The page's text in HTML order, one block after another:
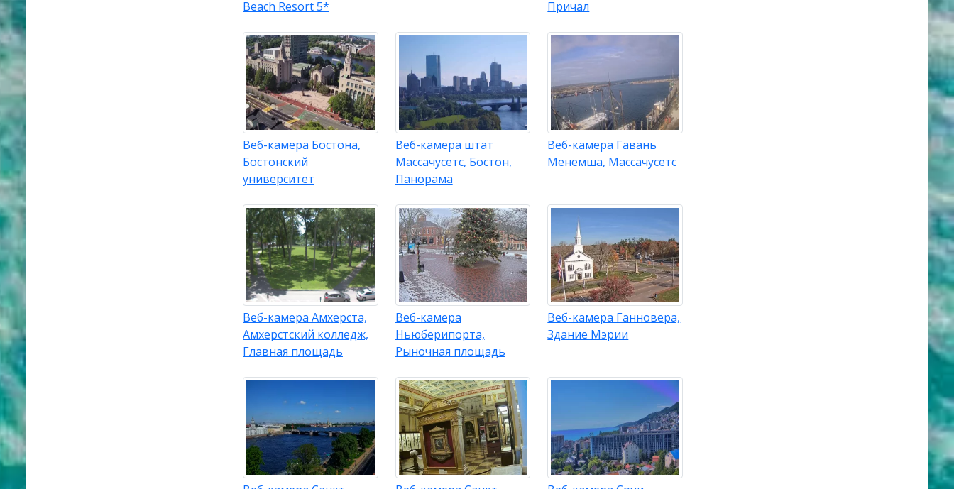
Beach Resort 5*
Причал
Веб-камера Бостона,
Бостонский
университет
Веб-камера штат
Массачусетс, Бостон,
Панорама
Веб-камера Гавань
Менемша, Массачусетс
Веб-камера Амхерста,
Амхерстский колледж,
Главная площадь
Веб-камера
Ньюберипорта,
Рыночная площадь
Веб-камера Ганновера,
Здание Мэрии